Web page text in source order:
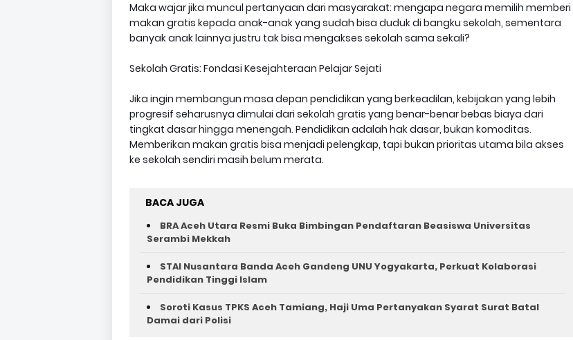
Maka wajar jika muncul pertanyaan dari masyarakat: mengapa negara memilih memberi
makan gratis kepada anak-anak yang sudah bisa duduk di bangku sekolah, sementara
banyak anak lainnya justru tak bisa mengakses sekolah sama sekali?
Sekolah Gratis: Fondasi Kesejahteraan Pelajar Sejati
Jika ingin membangun masa depan pendidikan yang berkeadilan, kebijakan yang lebih
progresif seharusnya dimulai dari sekolah gratis yang benar-benar bebas biaya dari
tingkat dasar hingga menengah. Pendidikan adalah hak dasar, bukan komoditas.
Memberikan makan gratis bisa menjadi pelengkap, tapi bukan prioritas utama bila akses
ke sekolah sendiri masih belum merata.
BACA JUGA
BRA Aceh Utara Resmi Buka Bimbingan Pendaftaran Beasiswa Universitas
Serambi Mekkah
STAI Nusantara Banda Aceh Gandeng UNU Yogyakarta, Perkuat Kolaborasi
Pendidikan Tinggi Islam
Soroti Kasus TPKS Aceh Tamiang, Haji Uma Pertanyakan Syarat Surat Batal
Damai dari Polisi